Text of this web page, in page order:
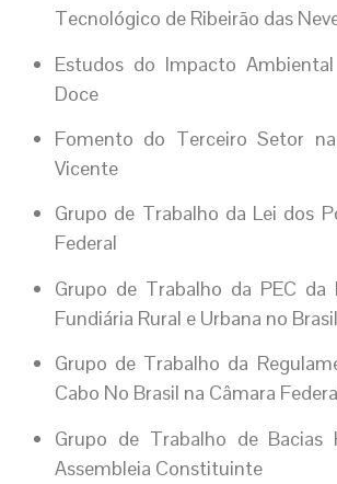
Tecnológico de Ribeirão das
Estudos do Impacto
Doce
Fomento do Terceiro Setor
Vicente
Grupo de Trabalho da Lei dos
Federal
Grupo de Trabalho da PEC da
Fundiária Rural e Urbana no Brasil
Grupo de Trabalho da
Cabo No Brasil na Câmara
Grupo de Trabalho de Bacias
Assembleia Constituinte